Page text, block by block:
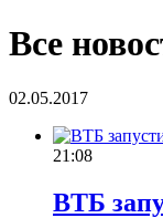
Все
02.05.2017
21:08
ВТБ